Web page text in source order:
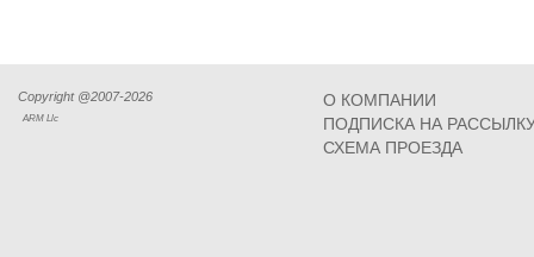
Copyright @2007-2026
ARM Llc
О КОМПАНИИ
ПОДПИСКА НА
СХЕМА ПРОЕЗДА